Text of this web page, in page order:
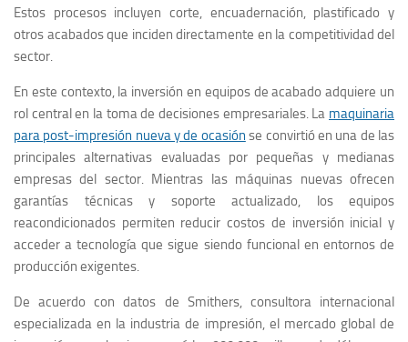
Estos procesos incluyen corte, encuadernación, plastificado y
otros acabados que inciden directamente en la competitividad del
sector.
En este contexto, la inversión en equipos de acabado adquiere un
rol central en la toma de decisiones empresariales. La maquinaria
para post-impresión nueva y de ocasión se convirtió en una de las
principales alternativas evaluadas por pequeñas y medianas
empresas del sector. Mientras las máquinas nuevas ofrecen
garantías técnicas y soporte actualizado, los equipos
reacondicionados permiten reducir costos de inversión inicial y
acceder a tecnología que sigue siendo funcional en entornos de
producción exigentes.
De acuerdo con datos de Smithers, consultora internacional
especializada en la industria de impresión, el mercado global de